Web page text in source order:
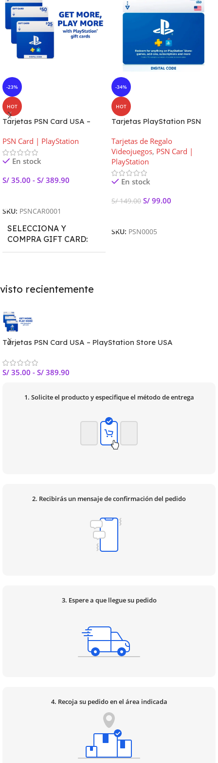
-23%
HOT
Tarjetas PSN Card USA –
PSN Card | PlayStation
En stock
S/ 35.00 - S/ 389.90
SKU: PSNCAR0001
SELECCIONA Y
COMPRA GIFT CARD
PSN CARD $40,PSN CARD $50
PSN CARD $80
PSN CARD $110
-34%
HOT
Tarjetas PlayStation PSN
Tarjetas de Regalo
Videojuegos, PSN Card |
PlayStation
En stock
S/149.00 S/ 99.00
SKU: PSN0005
visto recientemente
Tarjetas PSN Card USA – PlayStation Store USA
S/ 35.00 - S/ 389.90
1. Solicite el producto y especifique el método de entrega
2. Recibirás un mensaje de confirmación del pedido
3. Espere a que llegue su pedido
4. Recoja su pedido en el área indicada